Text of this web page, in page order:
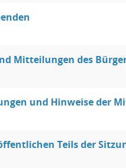
Mitteilungen des
und Hinweise der
Teils der